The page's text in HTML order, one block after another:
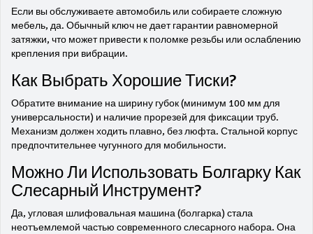
Если вы обслуживаете автомобиль или собираете сложную
мебель, да. Обычный ключ не дает гарантии равномерной
затяжки, что может привести к поломке резьбы или ослаблению
крепления при вибрации.
Как Выбрать Хорошие Тиски?
Обратите внимание на ширину губок (минимум 100 мм для
универсальности) и наличие прорезей для фиксации труб.
Механизм должен ходить плавно, без люфта. Стальной корпус
предпочтительнее чугунного для мобильности.
Можно Ли Использовать Болгарку Как
Слесарный Инструмент?
Да, угловая шлифовальная машина (болгарка) стала
неотъемлемой частью современного слесарного набора. Она